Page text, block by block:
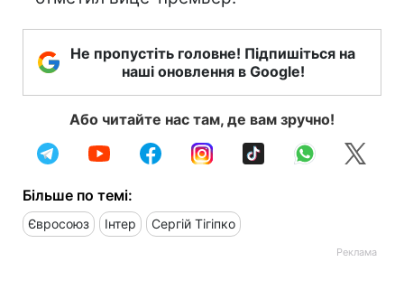
Не пропустіть головне! Підпишіться на
наші оновлення в Google!
Або читайте нас там, де вам зручно!
Більше по темі:
Євросоюз Інтер Сергій Тігіпко